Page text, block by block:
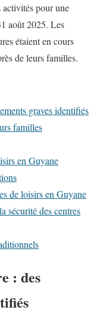
activités pour une
août 2025. Les
étaient en cours
de leurs familles.
graves identifiés
familles
en Guyane
de loisirs en Guyane
sécurité des centres
: des